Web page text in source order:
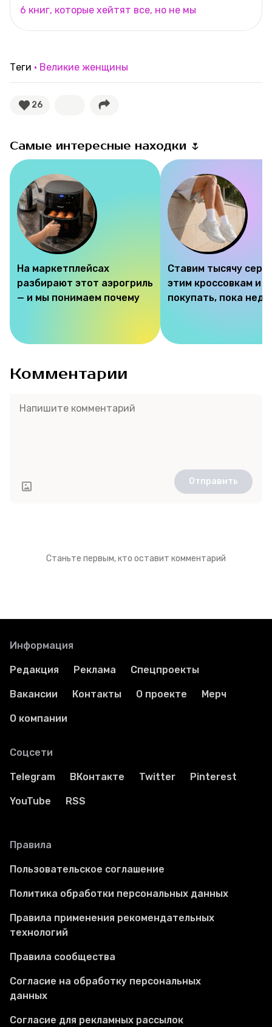
6 книг, которые хейтят все, но не мы
Теги Великие женщины
26
Самые интересные находки 🌷
На маркетплейсах
разбирают этот аэрогриль
— и мы понимаем почему
Ставим тысячу
этим кроссовкам и
покупать, пока
Комментарии
Отправить
Станьте первым, кто оставит комментарий
Информация
Редакция Реклама Спецпроекты
Вакансии Контакты О проекте Мерч
О компании
Соцсети
Telegram ВКонтакте Twitter Pinterest
YouTube RSS
Правила
Пользовательское соглашение
Политика обработки персональных данных
Правила применения рекомендательных
технологий
Правила сообщества
Согласие на обработку персональных
данных
Согласие для рекламных рассылок